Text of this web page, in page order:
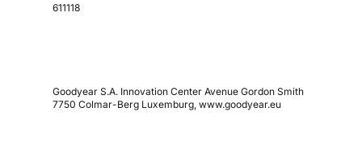
611118
Goodyear S.A. Innovation Center Avenue Gordon Smith
7750 Colmar-Berg Luxemburg, www.goodyear.eu